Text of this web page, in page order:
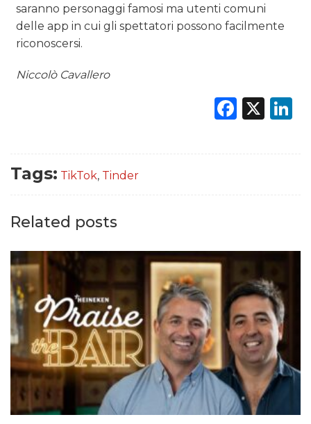
saranno personaggi famosi ma utenti comuni
delle app in cui gli spettatori possono facilmente
riconoscersi.
Niccolò Cavallero
X
Tags: TikTok, Tinder
Related posts